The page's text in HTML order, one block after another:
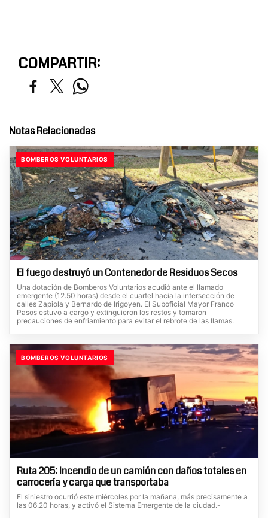
COMPARTIR:
Notas Relacionadas
BOMBEROS VOLUNTARIOS
El fuego destruyó un Contenedor de Residuos Secos
Una dotación de Bomberos Voluntarios acudió ante el llamado
emergente (12.50 horas) desde el cuartel hacia la intersección de
calles Zapiola y Bernardo de Irigoyen. El Suboficial Mayor Franco
Pasos estuvo a cargo y extinguieron los restos y tomaron
precauciones de enfriamiento para evitar el rebrote de las llamas.
BOMBEROS VOLUNTARIOS
Ruta 205: Incendio de un camión con daños totales en
carrocería y carga que transportaba
El siniestro ocurrió este miércoles por la mañana, más precisamente a
las 06.20 horas, y activó el Sistema Emergente de la ciudad.-